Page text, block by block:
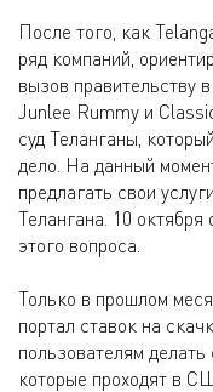
После того, как
ряд компаний,
вызов правительству
Junlee Rummy и
суд Теланганы,
дело. На данный
предлагать свои
Телангана. 10
этого вопроса.
Только в прошлом
портал ставок на
пользователям
которые проходят в